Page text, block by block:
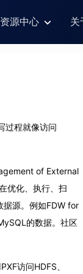
资源中心 关
过程就像访问
of External
优化、执行、扫
据源。例如FDW for
的数据。社区
访问HDFS、